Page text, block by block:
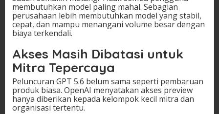
membutuhkan model paling mahal. Sebagian
perusahaan lebih membutuhkan model yang stabil,
cepat, dan mampu menangani volume besar dengan
biaya terkendali.
Akses Masih Dibatasi untuk
Mitra Tepercaya
Peluncuran GPT 5.6 belum sama seperti pembaruan
produk biasa. OpenAI menyatakan akses preview
hanya diberikan kepada kelompok kecil mitra dan
organisasi tertentu.